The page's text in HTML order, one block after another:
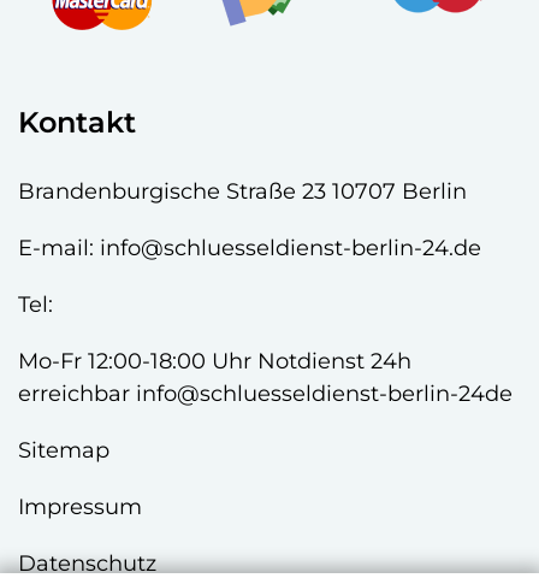
Kontakt
Brandenburgische Straße 23 10707 Berlin
E-mail: info@schluesseldienst-berlin-24.de
Tel:
Mo-Fr 12:00-18:00 Uhr Notdienst 24h
erreichbar info@schluesseldienst-berlin-24de
Sitemap
Impressum
Datenschutz